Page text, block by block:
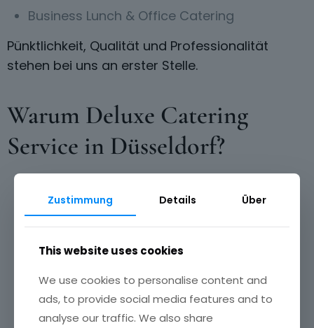
Business Lunch & Office Catering
Pünktlichkeit, Qualität und Professionalität
stehen bei uns an erster Stelle.
Warum Deluxe Catering
Service in Düsseldorf?
Catering
✔️ Persönliche Beratung & individuelle
Konzepte
✔️ Frische Zutaten & hochwertige Qualität
✔️ Faire Preise & transparente Angebote
Zustimmung Details Über
This website uses cookies
We use cookies to personalise content and
ads, to provide social media features and to
analyse our traffic. We also share